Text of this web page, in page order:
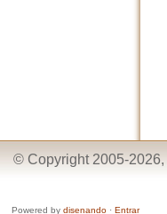
© Copyright 2005-2026,
Powered by disenando · Entrar